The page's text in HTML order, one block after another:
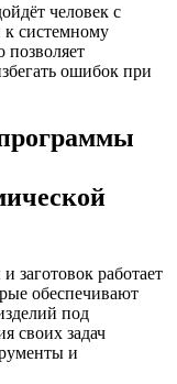
человек с
системному
ошибок при
заготовок работает
обеспечивают
под
своих задач
и